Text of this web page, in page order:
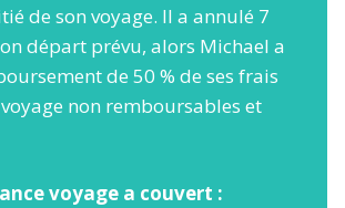
de son voyage. Il a annulé 7
départ prévu, alors Michael a
de 50 % de ses frais
non remboursables et
voyage a couvert :